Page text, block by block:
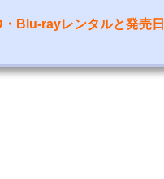
・Blu-rayレンタルと発売